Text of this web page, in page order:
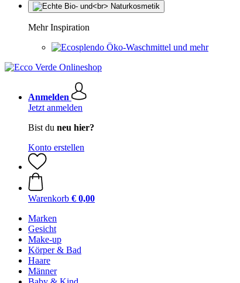
Mehr Inspiration
Öko-Waschmittel und mehr
Anmelden
Jetzt anmelden
Bist du neu hier?
Konto erstellen
Warenkorb € 0,00
Marken
Gesicht
Make-up
Körper & Bad
Haare
Männer